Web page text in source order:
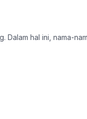
hal ini, nama-